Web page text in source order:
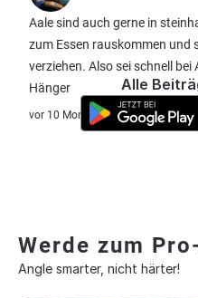
Aale sind auch gerne in
zum Essen rauskommen und
verziehen. Also sei schnell
Hänger
vor 10 Monate
Alle
Werde zum
Angle smarter, nicht härter!